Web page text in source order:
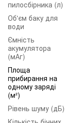
пилосбірника (л)
Об'єм баку для
води
Ємність
акумулятора
(мАг)
Площа
прибирання на
одному заряді
(м²)
Рівень шуму (дБ)